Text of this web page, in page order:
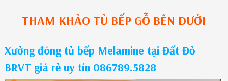
THAM KHẢO TỦ BẾP GỖ BÊN DƯỚI
Xưởng đóng tủ bếp Melamine tại Đất Đỏ
BRVT giá rẻ uy tín 086789.5828